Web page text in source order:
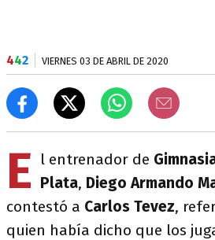
442 VIERNES 03 DE ABRIL DE 2020
E l entrenador de
Plata, Diego Armando
contestó a Carlos Tevez,
quien había dicho que los